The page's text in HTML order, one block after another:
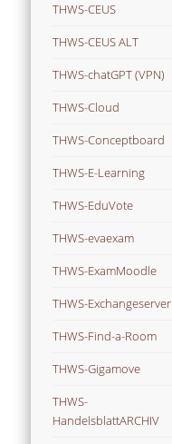
THWS-CEUS
THWS-CEUS ALT
THWS-chatGPT (VPN)
THWS-Cloud
THWS-Conceptboard
THWS-E-Learning
THWS-EduVote
THWS-evaexam
THWS-ExamMoodle
THWS-Exchangeserver
THWS-Find-a-Room
THWS-Gigamove
THWS-
HandelsblattARCHIV